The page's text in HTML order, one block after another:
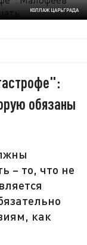
КОЛЛАЖ ЦАРЬГРАДА
обязаны
– то, что не
как